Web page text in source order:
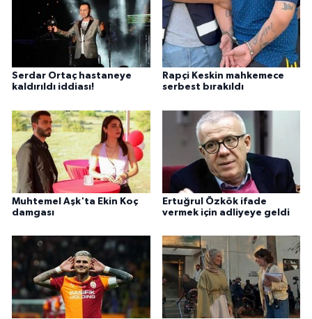
Serdar Ortaç hastaneye
kaldırıldı iddiası!
Rapçi Keskin mahkemece
serbest bırakıldı
Muhtemel Aşk'ta Ekin Koç
damgası
Ertuğrul Özkök ifade
vermek için adliyeye geldi